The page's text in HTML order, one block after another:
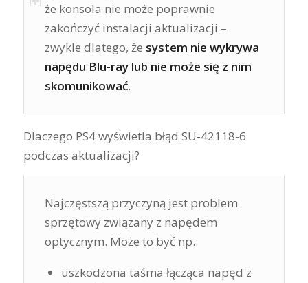
że konsola nie może poprawnie
zakończyć instalacji aktualizacji –
zwykle dlatego, że system nie wykrywa
napędu Blu-ray lub nie może się z nim
skomunikować.
Dlaczego PS4 wyświetla błąd SU-42118-6
podczas aktualizacji?
Najczęstszą przyczyną jest problem
sprzętowy związany z napędem
optycznym. Może to być np.:
uszkodzona taśma łącząca napęd z